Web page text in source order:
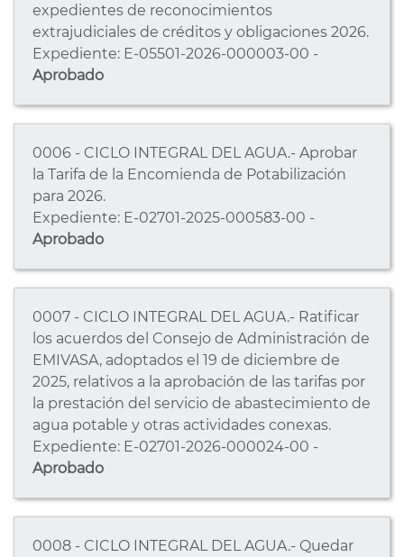
expedientes de reconocimientos
extrajudiciales de créditos y obligaciones 2026.
Expediente: E-05501-2026-000003-00 -
Aprobado
0006 - CICLO INTEGRAL DEL AGUA.- Aprobar
la Tarifa de la Encomienda de Potabilización
para 2026.
Expediente: E-02701-2025-000583-00 -
Aprobado
0007 - CICLO INTEGRAL DEL AGUA.- Ratificar
los acuerdos del Consejo de Administración de
EMIVASA, adoptados el 19 de diciembre de
2025, relativos a la aprobación de las tarifas por
la prestación del servicio de abastecimiento de
agua potable y otras actividades conexas.
Expediente: E-02701-2026-000024-00 -
Aprobado
0008 - CICLO INTEGRAL DEL AGUA.- Quedar